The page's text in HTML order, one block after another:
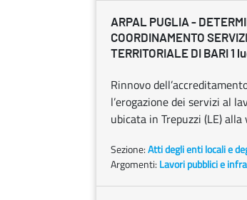
ARPAL PUGLIA -
COORDINAMENTO
TERRITORIALE DI BARI 1
Rinnovo
l’erogazione dei servizi al
ubicata in Trepuzzi (LE)
Sezione:Atti degli enti locali e
Argomenti: Lavori pubblici e